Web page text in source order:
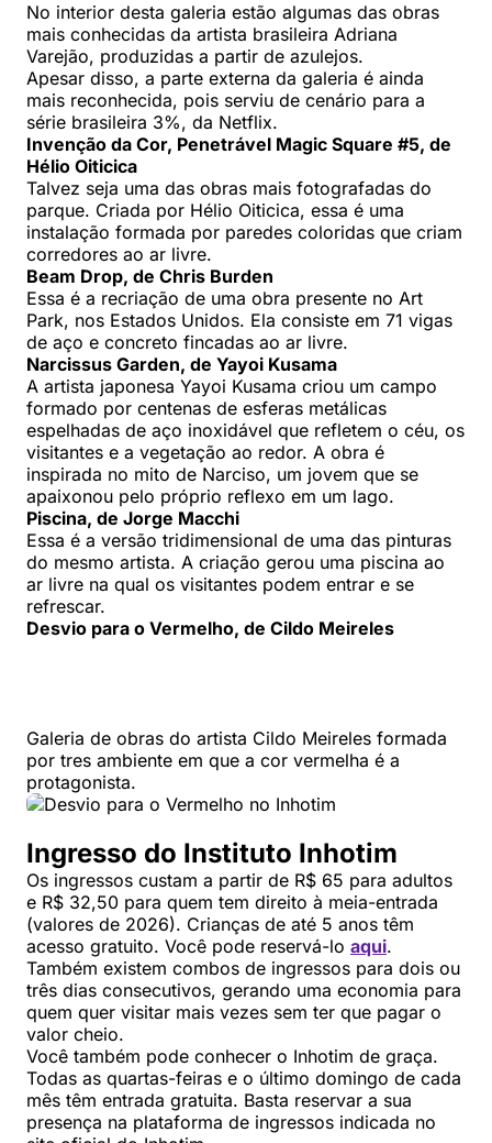
No interior desta galeria estão algumas das obras
mais conhecidas da artista brasileira Adriana
Varejão, produzidas a partir de azulejos.
Apesar disso, a parte externa da galeria é ainda
mais reconhecida, pois serviu de cenário para a
série brasileira 3%, da Netflix.
Invenção da Cor, Penetrável Magic Square #5, de
Hélio Oiticica
Talvez seja uma das obras mais fotografadas do
parque. Criada por Hélio Oiticica, essa é uma
instalação formada por paredes coloridas que criam
corredores ao ar livre.
Beam Drop, de Chris Burden
Essa é a recriação de uma obra presente no Art
Park, nos Estados Unidos. Ela consiste em 71 vigas
de aço e concreto fincadas ao ar livre.
Narcissus Garden, de Yayoi Kusama
A artista japonesa Yayoi Kusama criou um campo
formado por centenas de esferas metálicas
espelhadas de aço inoxidável que refletem o céu, os
visitantes e a vegetação ao redor. A obra é
inspirada no mito de Narciso, um jovem que se
apaixonou pelo próprio reflexo em um lago.
Piscina, de Jorge Macchi
Essa é a versão tridimensional de uma das pinturas
do mesmo artista. A criação gerou uma piscina ao
ar livre na qual os visitantes podem entrar e se
refrescar.
Desvio para o Vermelho, de Cildo Meireles
Galeria de obras do artista Cildo Meireles formada
por tres ambiente em que a cor vermelha é a
protagonista.
Ingresso do Instituto Inhotim
Os ingressos custam a partir de R$ 65 para adultos
e R$ 32,50 para quem tem direito à meia-entrada
(valores de 2026). Crianças de até 5 anos têm
acesso gratuito. Você pode reservá-lo aqui.
Também existem combos de ingressos para dois ou
três dias consecutivos, gerando uma economia para
quem quer visitar mais vezes sem ter que pagar o
valor cheio.
Você também pode conhecer o Inhotim de graça.
Todas as quartas-feiras e o último domingo de cada
mês têm entrada gratuita. Basta reservar a sua
presença na plataforma de ingressos indicada no